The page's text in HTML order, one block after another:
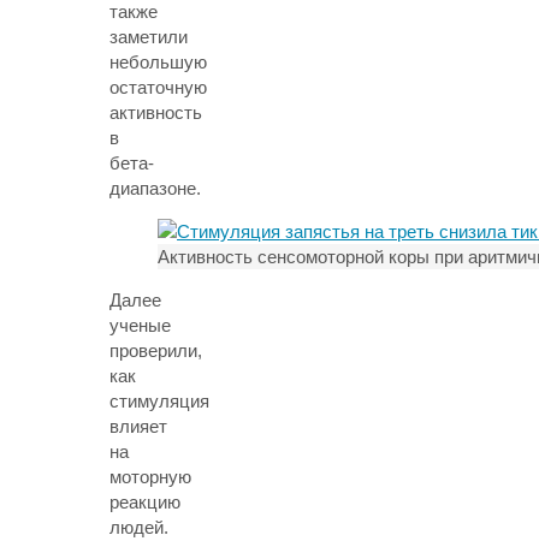
также
заметили
небольшую
остаточную
активность
в
бета-
диапазоне.
Активность сенсомоторной коры при
Далее
ученые
проверили,
как
стимуляция
влияет
на
моторную
реакцию
людей.